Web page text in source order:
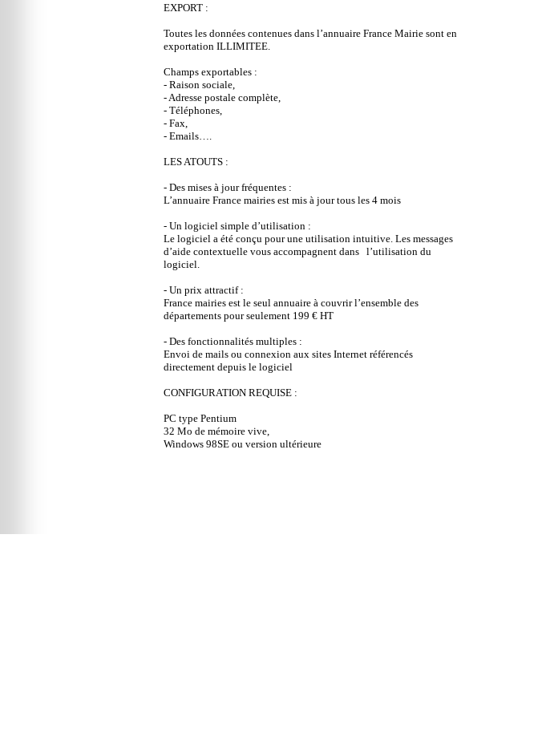
EXPORT :
Toutes les données contenues dans l’annuaire France Mairie sont en
exportation ILLIMITEE.
Champs exportables :
- Raison sociale,
- Adresse postale complète,
- Téléphones,
- Fax,
- Emails….
LES ATOUTS :
- Des mises à jour fréquentes :
L’annuaire France mairies est mis à jour tous les 4 mois
- Un logiciel simple d’utilisation :
Le logiciel a été conçu pour une utilisation intuitive. Les messages
d’aide contextuelle vous accompagnent dans l’utilisation du
logiciel.
- Un prix attractif :
France mairies est le seul annuaire à couvrir l’ensemble des
départements pour seulement 199 € HT
- Des fonctionnalités multiples :
Envoi de mails ou connexion aux sites Internet référencés
directement depuis le logiciel
CONFIGURATION REQUISE :
PC type Pentium
32 Mo de mémoire vive,
Windows 98SE ou version ultérieure